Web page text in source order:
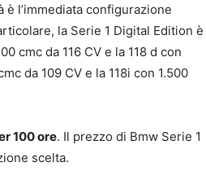
l’immediata configurazione
la Serie 1 Digital Edition è
cmc da 116 CV e la 118 d con
da 109 CV e la 118i con 1.500
100 ore. Il prezzo di Bmw Serie 1
scelta.